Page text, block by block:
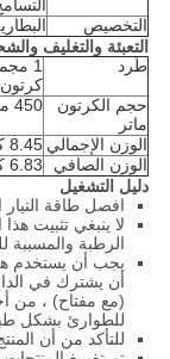
التسامح ±
التخصيص
التعبئة والتغليف
طَرد
حجم الكرتون
ماتر
450 مم × 370 مم × 260 مم
الوزن الإجمالي 8.45 كجم
الوزن الصافي
6.83 كجم
دليل التشغيل
افصل طاقة التيار
لا ينبغي تثبيت
الرطبة والمسببة
يجب أن يستخدم
أن يشترك في
للطوارئ بشكل
للتأكد من أن